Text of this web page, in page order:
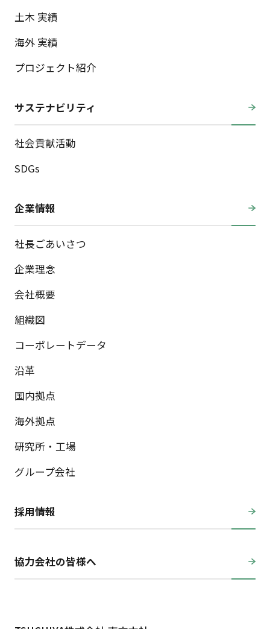
土木 実績
海外 実績
プロジェクト紹介
サステナビリティ
社会貢献活動
SDGs
企業情報
社長ごあいさつ
企業理念
会社概要
組織図
コーポレートデータ
沿革
国内拠点
海外拠点
研究所・工場
グループ会社
採用情報
協力会社の皆様へ